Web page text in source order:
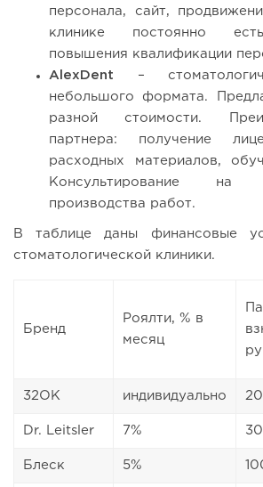
персонала, сайт,
клинике постоянно
повышения квалификации
AlexDent –
небольшого формата.
разной стоимости.
партнера: получение
расходных материалов,
Консультирование
производства работ.
В таблице даны финансовые
стоматологической клиники.
Бренд
Роялти, % в
месяц
32ОК индивидуально
Dr. Leitsler 7%
Блеск 5%